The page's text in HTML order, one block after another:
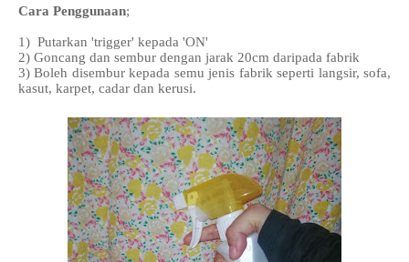
Cara Penggunaan;
1) Putarkan 'trigger' kepada 'ON'
2) Goncang dan sembur dengan jarak 20cm daripada fabrik
3) Boleh disembur kepada semu jenis fabrik seperti langsir, sofa,
kasut, karpet, cadar dan kerusi.